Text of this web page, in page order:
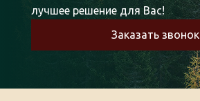
лучшее решение для Вас!
Заказать звонок